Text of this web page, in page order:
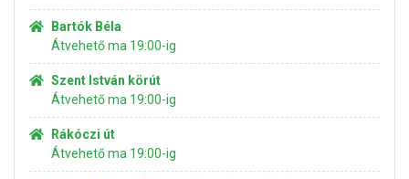
Bartók Béla
Átvehető ma 19:00-ig
Szent István körút
Átvehető ma 19:00-ig
Rákóczi út
Átvehető ma 19:00-ig